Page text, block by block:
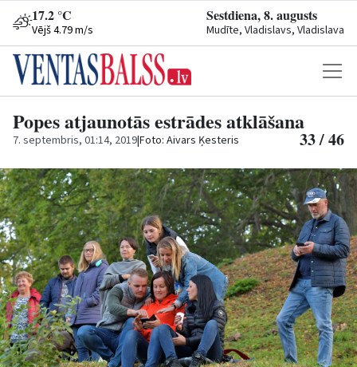
17.2 °C
Vējš 4.79 m/s
Sestdiena, 8. augusts
Mudīte, Vladislavs, Vladislava
Popes atjaunotās estrādes atklāšana
7. septembris, 01:14, 2019|Foto: Aivars Ķesteris 33 / 46